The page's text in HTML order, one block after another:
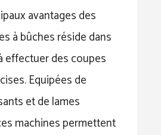
avantages des
à bûches réside dans
effectuer des coupes
Equipées de
et de lames
machines permettent